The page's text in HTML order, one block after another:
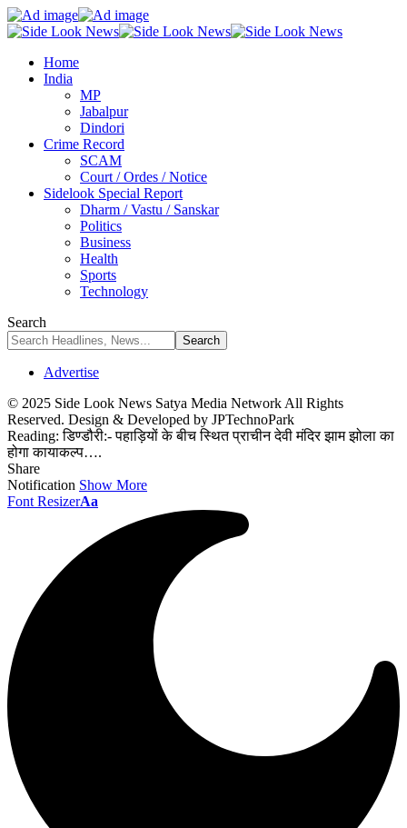
Home
India
MP
Jabalpur
Dindori
Crime Record
SCAM
Court / Ordes / Notice
Sidelook Special Report
Dharm / Vastu / Sanskar
Politics
Business
Health
Sports
Technology
Search
Advertise
© 2025 Side Look News Satya Media Network All Rights
Reserved. Design & Developed by JPTechnoPark
Reading: डिण्डौरी:- पहाड़ियों के बीच स्थित प्राचीन देवी मंदिर झाम झोला का
होगा कायाकल्प….
Share
Notification Show More
Font ResizerAa